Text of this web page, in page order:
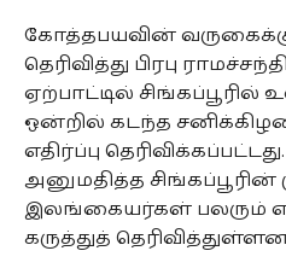
கோத்தபயவின் வருகைக்கு
தெரிவித்து பிரபு
ஏற்பாட்டில் சிங்கப்பூரில்
ஒன்றில் கடந்த
எதிர்ப்பு
அனுமதித்த சிங்கப்பூரின்
இலங்கையர்கள் பலரும்
கருத்துத்